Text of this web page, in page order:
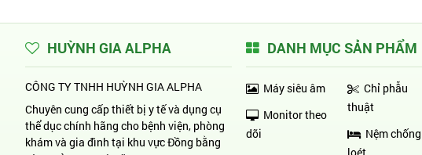
HUỲNH GIA ALPHA
CÔNG TY TNHH HUỲNH GIA ALPHA
Chuyên cung cấp thiết bị y tế và dụng cụ
thể dục chính hãng cho bệnh viện, phòng
khám và gia đình tại khu vực Đồng bằng
DANH MỤC SẢN PHẨM
Máy siêu âm
Monitor theo
dõi
Chỉ phẫu
thuật
Nệm chống